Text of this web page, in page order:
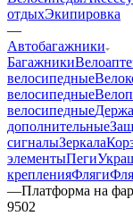
отдыхЭкипировка
—
Автобагажники
Багажники
велосипедные
велосипедные
велосипедные
дополнительные
сигналыЗеркала
элементыПеги
крепленияФляги
—Платформа на
9502